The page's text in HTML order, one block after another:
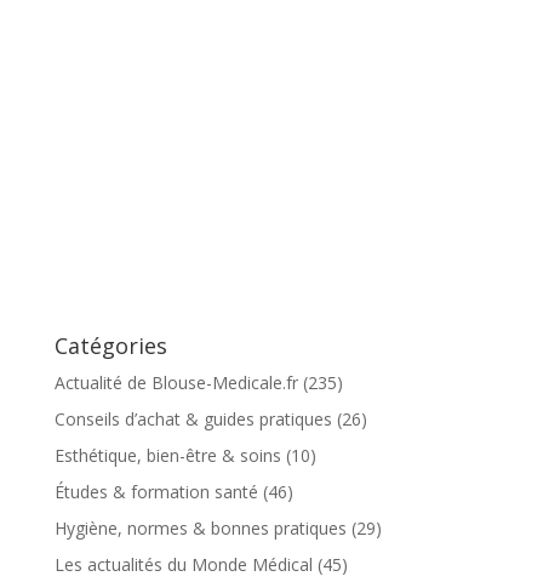
Catégories
Actualité de Blouse-Medicale.fr(235)
Conseils d’achat & guides pratiques (26)
Esthétique, bien-être & soins (10)
Études & formation santé (46)
Hygiène, normes & bonnes pratiques (29)
Les actualités du Monde Médical (45)